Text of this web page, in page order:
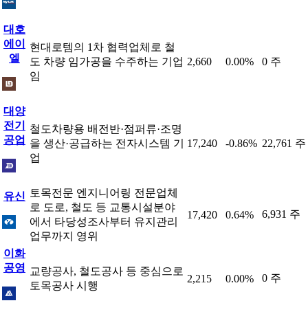
대호
에이
엘
현대로템의 1차 협력업체로 철
도 차량 임가공을 수주하는 기업
임
2,660 0.00% 0 주
대양
전기
공업
철도차량용 배전반·점퍼류·조명
을 생산·공급하는 전자시스템 기
업
17,240 -0.86% 22,761 주
유신
토목전문 엔지니어링 전문업체
로 도로, 철도 등 교통시설분야
에서 타당성조사부터 유지관리
업무까지 영위
17,420 0.64% 6,931 주
이화
공영 교량공사, 철도공사 등 중심으로
토목공사 시행
2,215 0.00% 0 주